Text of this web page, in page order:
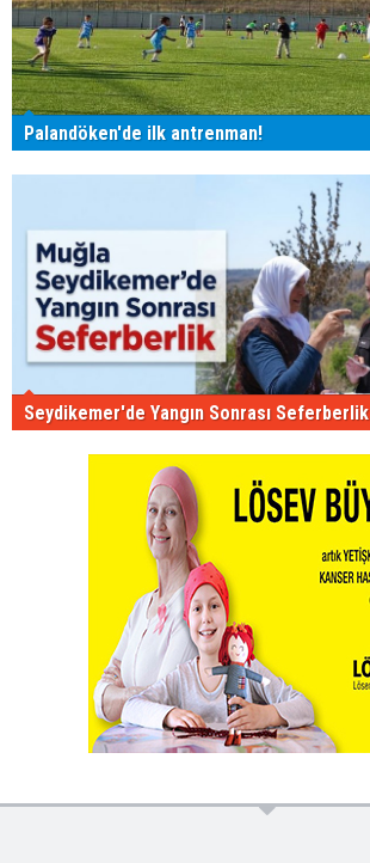
Palandöken'de ilk antrenman!
Seydikemer'de Yangın Sonrası Seferberlik